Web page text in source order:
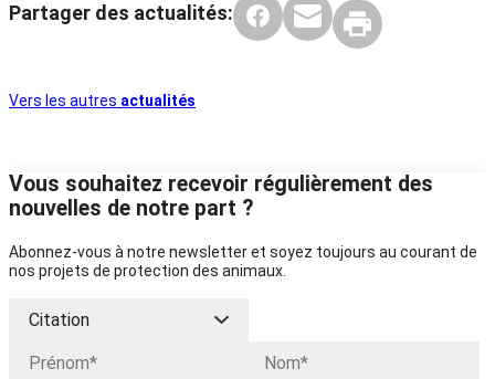
Partager des actualités:
Vers les autres actualités
Vous souhaitez recevoir régulièrement des
nouvelles de notre part ?
Abonnez-vous à notre newsletter et soyez toujours au courant de
nos projets de protection des animaux.